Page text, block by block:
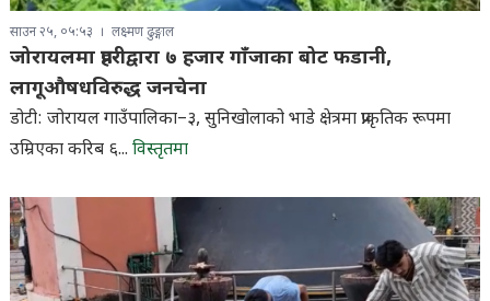
साउन २५, ०५:५३ लक्ष्मण ढुङ्गाल
जोरायलमा प्रहरीद्वारा ७ हजार गाँजाका बोट फडानी,
लागूऔषधविरुद्ध जनचेना
डोटी: जोरायल गाउँपालिका–३, सुनिखोलाको भाडे क्षेत्रमा प्राकृतिक रूपमा
उम्रिएका करिब ६... विस्तृतमा